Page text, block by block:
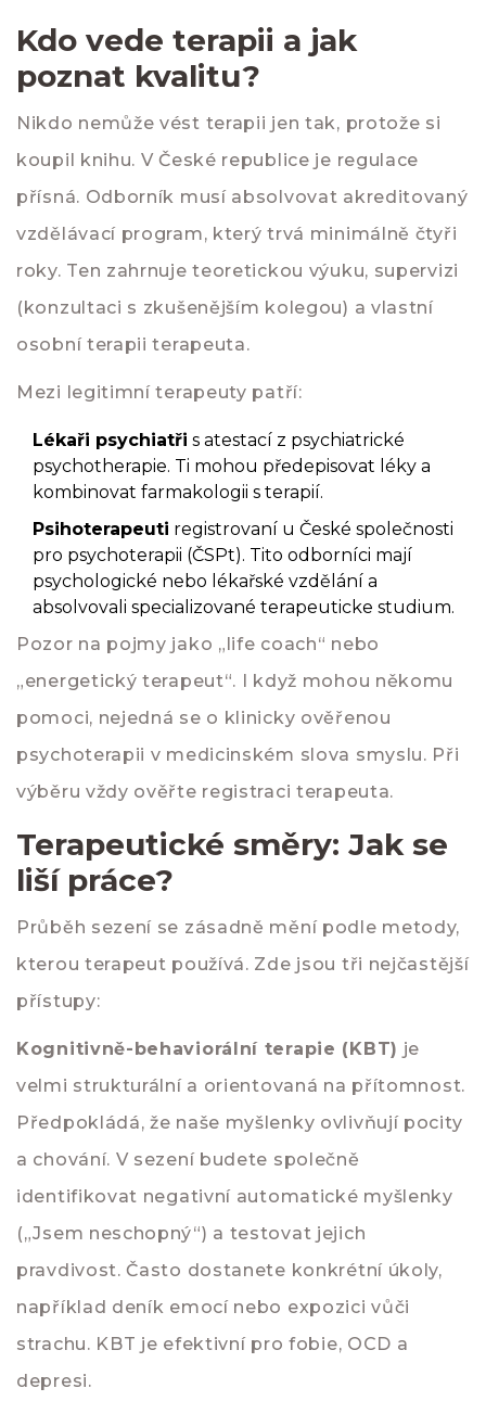
Kdo vede terapii a jak
poznat kvalitu?
Nikdo nemůže vést terapii jen tak, protože si
koupil knihu. V České republice je regulace
přísná. Odborník musí absolvovat akreditovaný
vzdělávací program, který trvá minimálně čtyři
roky. Ten zahrnuje teoretickou výuku, supervizi
(konzultaci s zkušenějším kolegou) a vlastní
osobní terapii terapeuta.
Mezi legitimní terapeuty patří:
Lékaři psychiatři s atestací z psychiatrické
psychotherapie. Ti mohou předepisovat léky a
kombinovat farmakologii s terapií.
Psihoterapeuti registrovaní u České společnosti
pro psychoterapii (ČSPt). Tito odborníci mají
psychologické nebo lékařské vzdělání a
absolvovali specializované terapeuticke studium.
Pozor na pojmy jako „life coach“ nebo
„energetický terapeut“. I když mohou někomu
pomoci, nejedná se o klinicky ověřenou
psychoterapii v medicinském slova smyslu. Při
výběru vždy ověřte registraci terapeuta.
Terapeutické směry: Jak se
liší práce?
Průběh sezení se zásadně mění podle metody,
kterou terapeut používá. Zde jsou tři nejčastější
přístupy:
Kognitivně-behaviorální terapie (KBT) je
velmi strukturální a orientovaná na přítomnost.
Předpokládá, že naše myšlenky ovlivňují pocity
a chování. V sezení budete společně
identifikovat negativní automatické myšlenky
(„Jsem neschopný“) a testovat jejich
pravdivost. Často dostanete konkrétní úkoly,
například deník emocí nebo expozici vůči
strachu. KBT je efektivní pro fobie, OCD a
depresi.